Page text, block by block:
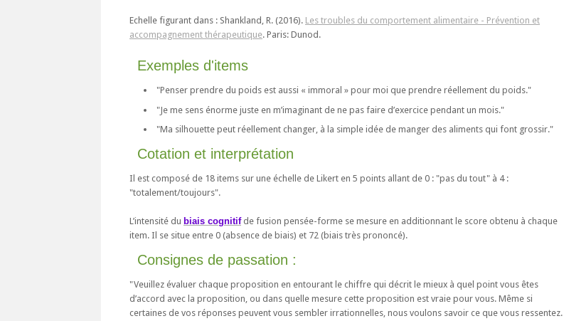
Echelle figurant dans : Shankland, R. (2016). Les troubles du comportement alimentaire - Prévention et
accompagnement thérapeutique. Paris: Dunod.
Exemples d'items
"Penser prendre du poids est aussi « immoral » pour moi que prendre réellement du poids."
"Je me sens énorme juste en m’imaginant de ne pas faire d’exercice pendant un mois."
"Ma silhouette peut réellement changer, à la simple idée de manger des aliments qui font grossir."
Cotation et interprétation
Il est composé de 18 items sur une échelle de Likert en 5 points allant de 0 : "pas du tout" à 4 :
"totalement/toujours".
L’intensité du biais cognitifde fusion pensée-forme se mesure en additionnant le score obtenu à chaque
item. Il se situe entre 0 (absence de biais) et 72 (biais très prononcé).
Consignes de passation :
"Veuillez évaluer chaque proposition en entourant le chiffre qui décrit le mieux à quel point vous êtes
d’accord avec la proposition, ou dans quelle mesure cette proposition est vraie pour vous. Même si
certaines de vos réponses peuvent vous sembler irrationnelles, nous voulons savoir ce que vous ressentez.